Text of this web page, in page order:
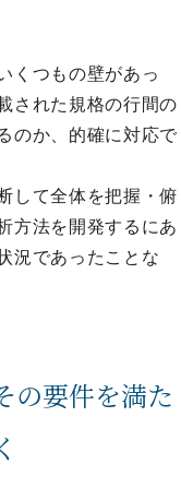
くつもの壁があっ
された規格の行間の
のか、的確に対応で
して全体を把握・俯
方法を開発するにあ
況であったことな
の要件を満た